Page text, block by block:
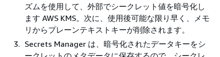
ズムを使用して、外部でシークレット値を暗号化し
ます AWS KMS。次に、使用後可能な限り早く、メモ
リからプレーンテキストキーが削除されます。
Secrets Manager は、暗号化されたデータキーをシ